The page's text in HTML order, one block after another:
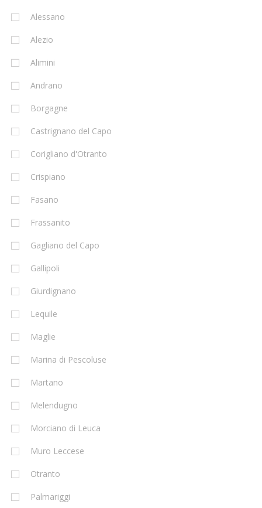
Alessano
Alezio
Alimini
Andrano
Borgagne
Castrignano del Capo
Corigliano d'Otranto
Crispiano
Fasano
Frassanito
Gagliano del Capo
Gallipoli
Giurdignano
Lequile
Maglie
Marina di Pescoluse
Martano
Melendugno
Morciano di Leuca
Muro Leccese
Otranto
Palmariggi